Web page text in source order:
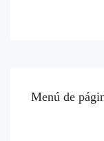
Menú de